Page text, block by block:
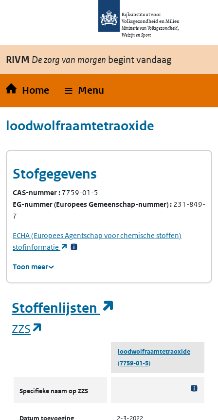
Overslaan en naar de inhoud gaan
Rijksinstituut voor
Volksgezondheid en Milieu
Ministerie van Volksgezondheid,
Welzijn en Sport
RIVM De zorg van morgen begint vandaag
Home Menu
loodwolfraamtetraoxide
Stofgegevens
CAS-nummer 7759-01-5
EG-nummer(Europees Gemeenschap-nummer) 231-849-
7
ECHA(Europees Agentschap voor chemische stoffen)
stofinformatie
(opent in een nieuw tabblad)
Toon meer
Stoffenlijsten
ZZS
loodwolfraamtetraoxide
(7759-01-5)
Specifieke naam op ZZS
Datum toevoeging 2-3-2022